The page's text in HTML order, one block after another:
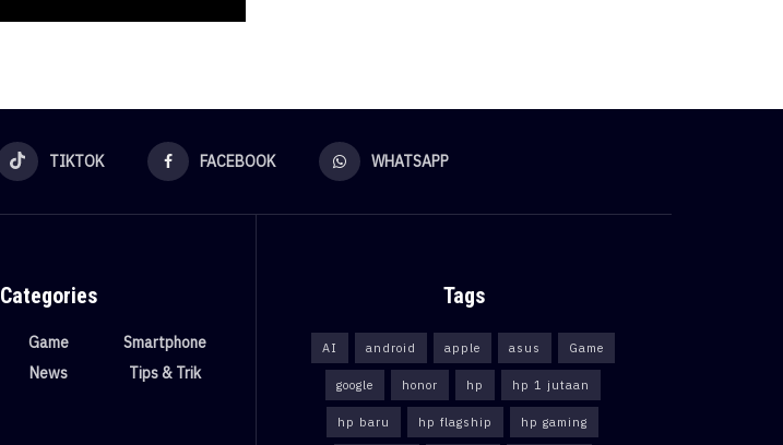
TIKTOK FACEBOOK WHATSAPP
Categories
Game
News
Smartphone
Tips & Trik
Tags
AI android apple asus Game
google honor hp hp 1 jutaan
hp baru hp flagship hp gaming